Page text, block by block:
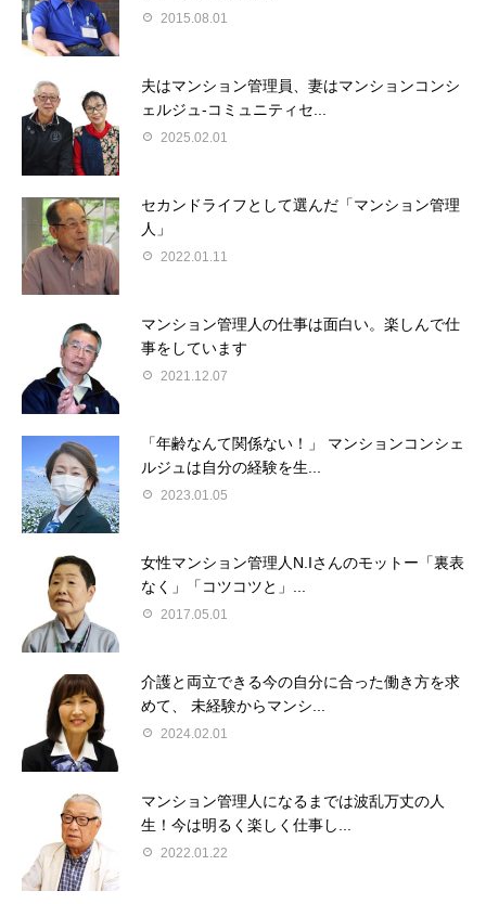
2015.08.01
夫はマンション管理員、妻はマンションコンシ
ェルジュ-コミュニティセ...
2025.02.01
セカンドライフとして選んだ「マンション管理
人」
2022.01.11
マンション管理人の仕事は面白い。楽しんで仕
事をしています
2021.12.07
「年齢なんて関係ない！」 マンションコンシェ
ルジュは自分の経験を生...
2023.01.05
女性マンション管理人N.Iさんのモットー「裏表
なく」「コツコツと」...
2017.05.01
介護と両立できる今の自分に合った働き方を求
めて、 未経験からマンシ...
2024.02.01
マンション管理人になるまでは波乱万丈の人
生！今は明るく楽しく仕事し...
2022.01.22